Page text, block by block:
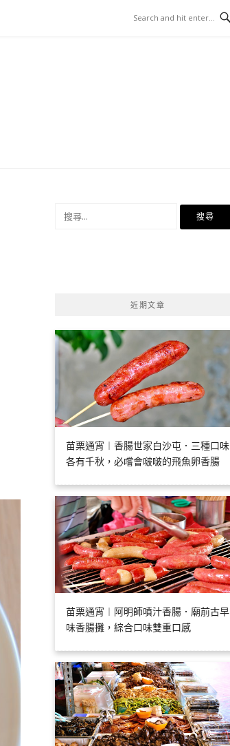
近期文章
苗栗通宵︱香腸世家白沙屯．三種口味
各有千秋，必嚐會啵啵的飛魚卵香腸
苗栗通宵︱阿明師噴汁香腸．廟前古早
味香腸攤，綜合口味雙重口感